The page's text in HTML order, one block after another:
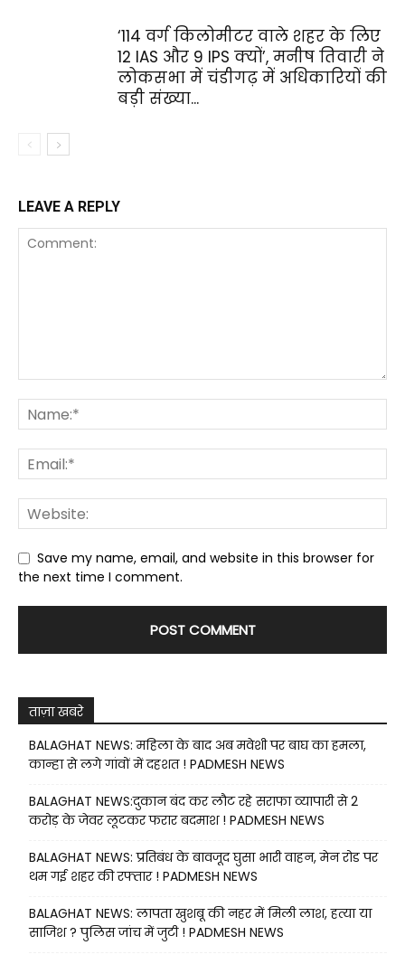
‘114 वर्ग किलोमीटर वाले शहर के लिए
12 IAS और 9 IPS क्यों’, मनीष तिवारी ने
लोकसभा में चंडीगढ़ में अधिकारियों की
बड़ी संख्या...
LEAVE A REPLY
Save my name, email, and website in this browser for
the next time I comment.
ताज़ा खबरे
BALAGHAT NEWS: महिला के बाद अब मवेशी पर बाघ का हमला,
कान्हा से लगे गांवों में दहशत ! PADMESH NEWS
BALAGHAT NEWS:दुकान बंद कर लौट रहे सराफा व्यापारी से 2
करोड़ के जेवर लूटकर फरार बदमाश ! PADMESH NEWS
BALAGHAT NEWS: प्रतिबंध के बावजूद घुसा भारी वाहन, मेन रोड पर
थम गई शहर की रफ्तार ! PADMESH NEWS
BALAGHAT NEWS: लापता खुशबू की नहर में मिली लाश, हत्या या
साजिश ? पुलिस जांच में जुटी ! PADMESH NEWS